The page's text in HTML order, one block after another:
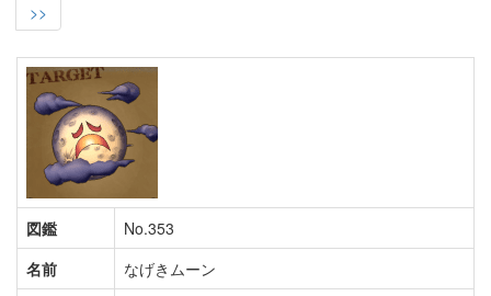
>>
図鑑
No.353
名前
なげきムーン